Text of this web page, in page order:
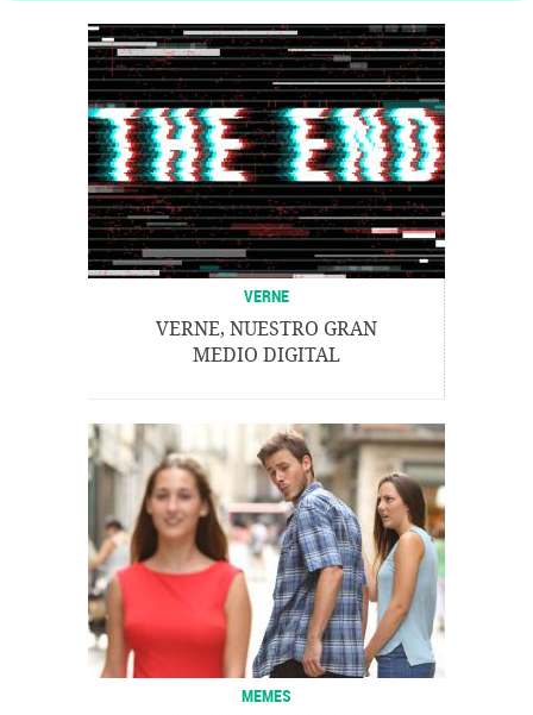
VERNE
VERNE, NUESTRO GRAN
MEDIO DIGITAL
MEMES